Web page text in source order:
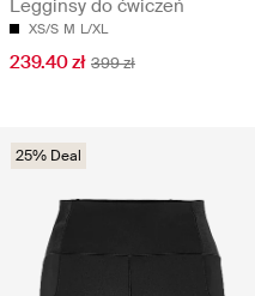
Legginsy do ćwiczeń
XS/S M L/XL
239.40 zł 399 zł
25% Deal